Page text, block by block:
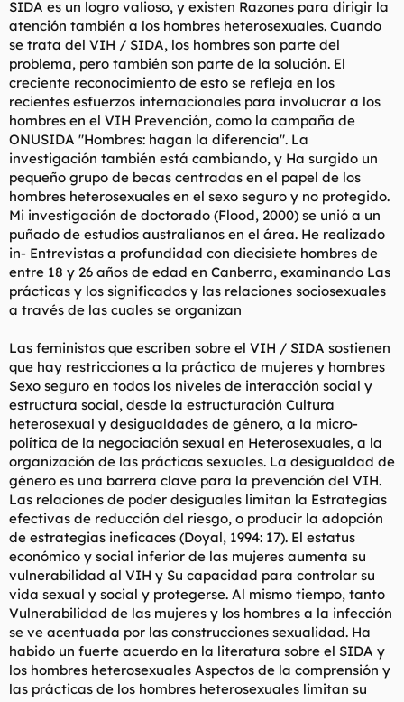
SIDA es un logro valioso, y existen Razones para dirigir la
atención también a los hombres heterosexuales. Cuando
se trata del VIH / SIDA, los hombres son parte del
problema, pero también son parte de la solución. El
creciente reconocimiento de esto se refleja en los
recientes esfuerzos internacionales para involucrar a los
hombres en el VIH Prevención, como la campaña de
ONUSIDA "Hombres: hagan la diferencia". La
investigación también está cambiando, y Ha surgido un
pequeño grupo de becas centradas en el papel de los
hombres heterosexuales en el sexo seguro y no protegido.
Mi investigación de doctorado (Flood, 2000) se unió a un
puñado de estudios australianos en el área. He realizado
in- Entrevistas a profundidad con diecisiete hombres de
entre 18 y 26 años de edad en Canberra, examinando Las
prácticas y los significados y las relaciones sociosexuales
a través de las cuales se organizan
Las feministas que escriben sobre el VIH / SIDA sostienen
que hay restricciones a la práctica de mujeres y hombres
Sexo seguro en todos los niveles de interacción social y
estructura social, desde la estructuración Cultura
heterosexual y desigualdades de género, a la micro-
política de la negociación sexual en Heterosexuales, a la
organización de las prácticas sexuales. La desigualdad de
género es una barrera clave para la prevención del VIH.
Las relaciones de poder desiguales limitan la Estrategias
efectivas de reducción del riesgo, o producir la adopción
de estrategias ineficaces (Doyal, 1994: 17). El estatus
económico y social inferior de las mujeres aumenta su
vulnerabilidad al VIH y Su capacidad para controlar su
vida sexual y social y protegerse. Al mismo tiempo, tanto
Vulnerabilidad de las mujeres y los hombres a la infección
se ve acentuada por las construcciones sexualidad. Ha
habido un fuerte acuerdo en la literatura sobre el SIDA y
los hombres heterosexuales Aspectos de la comprensión y
las prácticas de los hombres heterosexuales limitan su